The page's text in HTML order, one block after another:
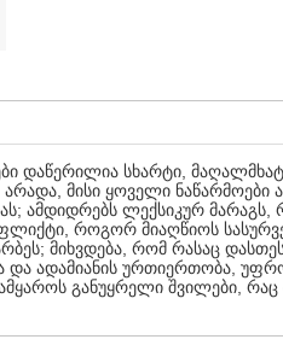
დაწერილია სხარტი,
მისი ყოველი ნაწარმოები
ამდიდრებს ლექსიკურ მარაგს,
როგორ მიაღწიოს
მიხვდება, რომ რასაც
და ადამიანის ურთიერთობა,
განუყრელი შვილები,